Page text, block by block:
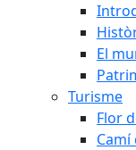
El
Turisme
Flor
Camí